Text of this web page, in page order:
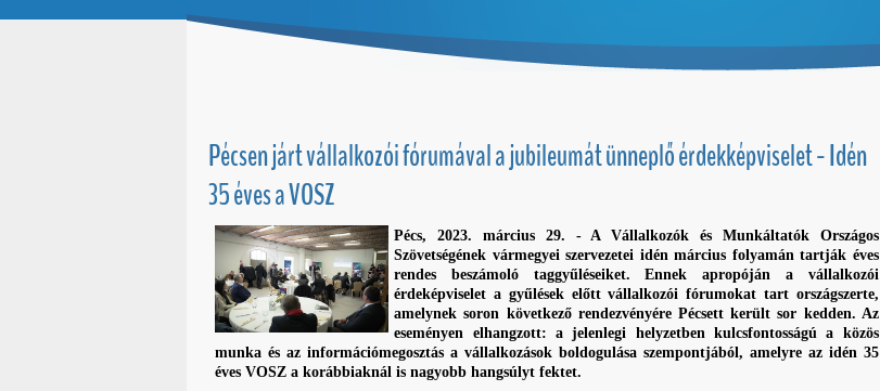
Pécsen járt vállalkozói fórumával a jubileumát ünneplő érdekképviselet - Idén
35 éves a VOSZ
Pécs, 2023. március 29. - A Vállalkozók és Munkáltatók Országos
Szövetségének vármegyei szervezetei idén március folyamán tartják éves
rendes beszámoló taggyűléseiket. Ennek apropóján a vállalkozói
érdeképviselet a gyűlések előtt vállalkozói fórumokat tart országszerte,
amelynek soron következő rendezvényére Pécsett került sor kedden. Az
eseményen elhangzott: a jelenlegi helyzetben kulcsfontosságú a közös
munka és az információmegosztás a vállalkozások boldogulása szempontjából, amelyre az idén 35
éves VOSZ a korábbiaknál is nagyobb hangsúlyt fektet.